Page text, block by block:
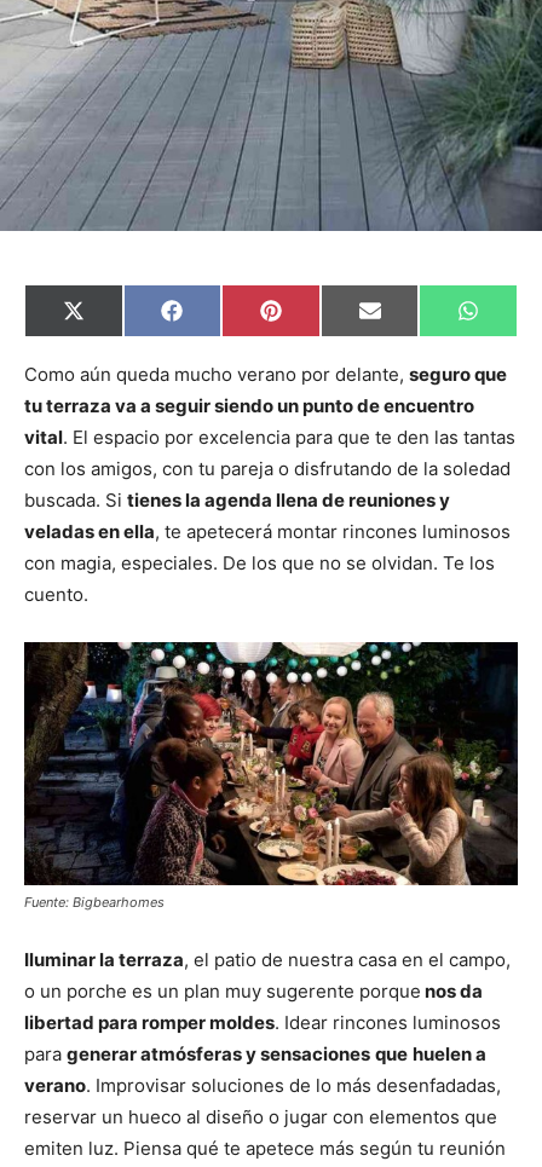
C
o
p
r
t
i
r
e
n
X
(
w
t
t
e
r
)
C
o
p
r
i
r
e
n
F
a
e
o
o
k
C
o
p
r
t
i
r
e
n
P
i
t
r
e
s
t
C
o
p
r
t
i
r
e
n
E
m
i
C
o
p
a
i
r
e
W
h
t
s
p
p
Como aún queda mucho verano por delante, seguro que
tu terraza va a seguir siendo un punto de encuentro
vital. El espacio por excelencia para que te den las tantas
con los amigos, con tu pareja o disfrutando de la soledad
buscada. Si tienes la agenda llena de reuniones y
veladas en ella, te apetecerá montar rincones luminosos
con magia, especiales. De los que no se olvidan. Te los
cuento.
Fuente: Bigbearhomes
Iluminar la terraza, el patio de nuestra casa en el campo,
o un porche es un plan muy sugerente porque nos da
libertad para romper moldes. Idear rincones luminosos
para generar atmósferas y sensaciones que huelen a
verano. Improvisar soluciones de lo más desenfadadas,
reservar un hueco al diseño o jugar con elementos que
emiten luz. Piensa qué te apetece más según tu reunión